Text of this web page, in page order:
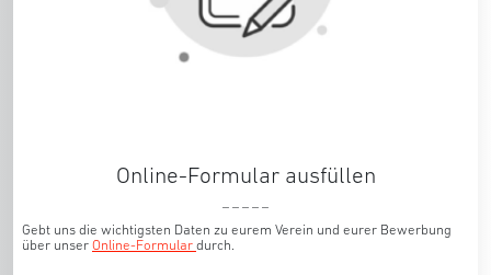
Online-Formular ausfüllen
Gebt uns die wichtigsten Daten zu eurem Verein und eurer Bewerbung
über unser Online-Formular durch.